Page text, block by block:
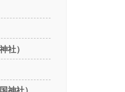
社）